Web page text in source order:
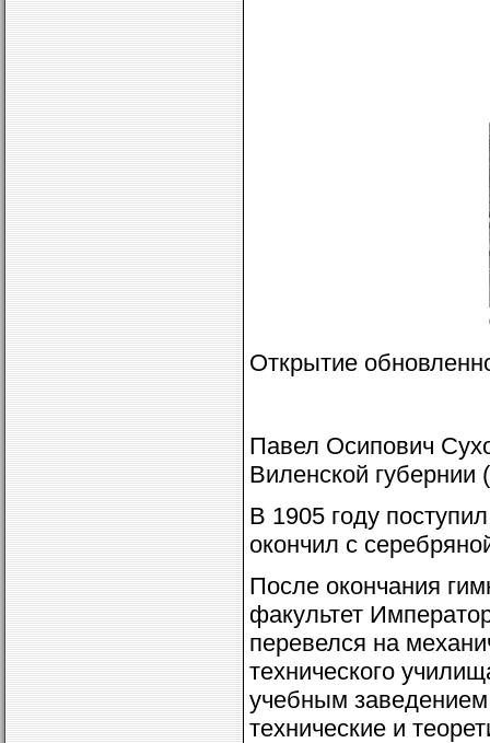
Открытие
Павел Осипович
Виленской губернии
В 1905 году
окончил с
После окончания
факультет
перевелся на
технического
учебным заведением
технические и